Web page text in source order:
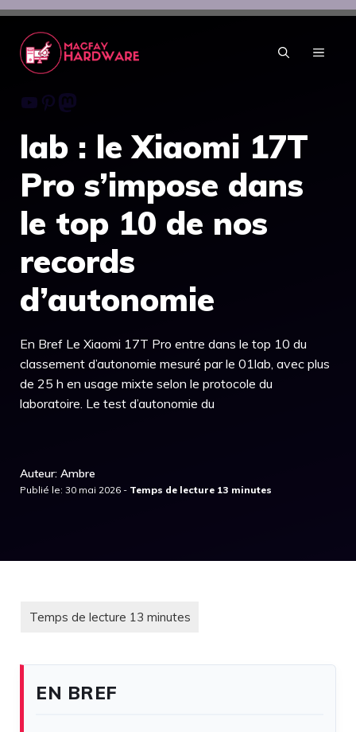
Aller
contenu
MENU
Youtube
Pinterest
Mastodon
lab : le Xiaomi 17T
Pro s’impose dans
le top 10 de nos
records
d’autonomie
En Bref Le Xiaomi 17T Pro entre dans le top 10 du
classement d’autonomie mesuré par le 01lab, avec plus
de 25 h en usage mixte selon le protocole du
laboratoire. Le test d’autonomie du
Auteur: Ambre
Publié le: 30 mai 2026 -
EN BREF